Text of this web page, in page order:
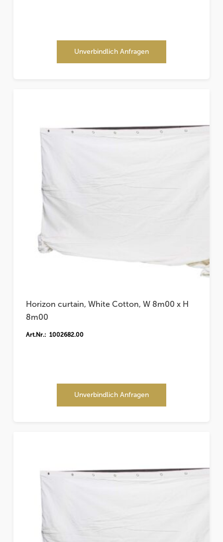
Unverbindlich Anfragen
Horizon curtain, White Cotton, W 8m00 x H
8m00
Art.Nr.: 1002682.00
Unverbindlich Anfragen